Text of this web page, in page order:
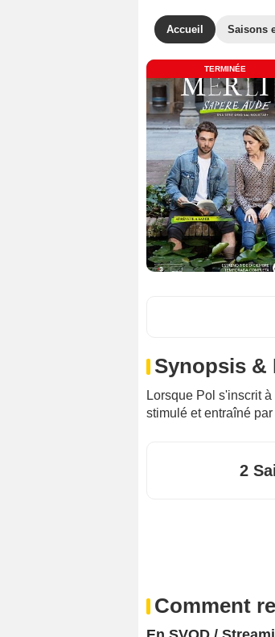
Accueil Saisons
TERMINÉE
Synopsis &
Lorsque Pol s'inscrit
stimulé et entraîné
2
Comment